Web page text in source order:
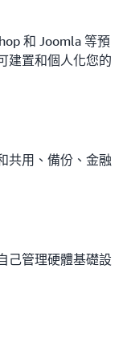
和 Joomla 等預
建置和個人化您的
共用、備份、金融
己管理硬體基礎設